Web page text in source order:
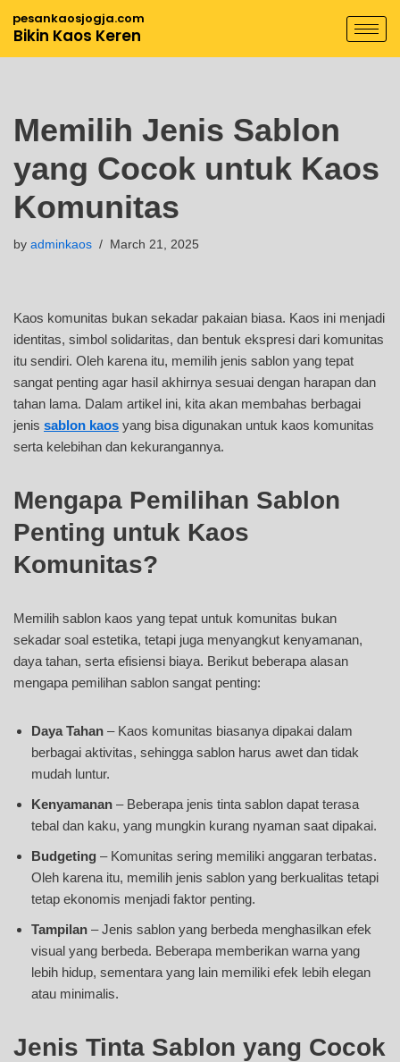
pesankaosjogja.com
Bikin Kaos Keren
Memilih Jenis Sablon
yang Cocok untuk Kaos
Komunitas
by adminkaos March 21, 2025
Kaos komunitas bukan sekadar pakaian biasa. Kaos ini menjadi
identitas, simbol solidaritas, dan bentuk ekspresi dari komunitas
itu sendiri. Oleh karena itu, memilih jenis sablon yang tepat
sangat penting agar hasil akhirnya sesuai dengan harapan dan
tahan lama. Dalam artikel ini, kita akan membahas berbagai
jenis sablon kaos yang bisa digunakan untuk kaos komunitas
serta kelebihan dan kekurangannya.
Mengapa Pemilihan Sablon
Penting untuk Kaos
Komunitas?
Memilih sablon kaos yang tepat untuk komunitas bukan
sekadar soal estetika, tetapi juga menyangkut kenyamanan,
daya tahan, serta efisiensi biaya. Berikut beberapa alasan
mengapa pemilihan sablon sangat penting:
Daya Tahan – Kaos komunitas biasanya dipakai dalam
berbagai aktivitas, sehingga sablon harus awet dan tidak
mudah luntur.
Kenyamanan – Beberapa jenis tinta sablon dapat terasa
tebal dan kaku, yang mungkin kurang nyaman saat dipakai.
Budgeting – Komunitas sering memiliki anggaran terbatas.
Oleh karena itu, memilih jenis sablon yang berkualitas tetapi
tetap ekonomis menjadi faktor penting.
Tampilan – Jenis sablon yang berbeda menghasilkan efek
visual yang berbeda. Beberapa memberikan warna yang
lebih hidup, sementara yang lain memiliki efek lebih elegan
atau minimalis.
Jenis Tinta Sablon yang Cocok